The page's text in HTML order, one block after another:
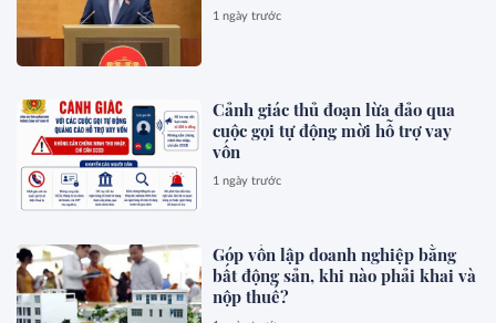
1 ngày trước
Cảnh giác thủ đoạn lừa đảo qua
cuộc gọi tự động mời hỗ trợ vay
vốn
1 ngày trước
Góp vốn lập doanh nghiệp bằng
bất động sản, khi nào phải khai và
nộp thuế?